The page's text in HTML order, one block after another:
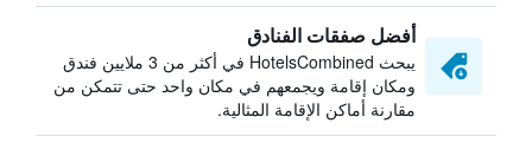
أفضل صفقات الفنادق
يبحث HotelsCombined في أكثر من 3 ملايين فندق
ومكان إقامة ويجمعهم في مكان واحد حتى تتمكن من
مقارنة أماكن الإقامة المثالية.